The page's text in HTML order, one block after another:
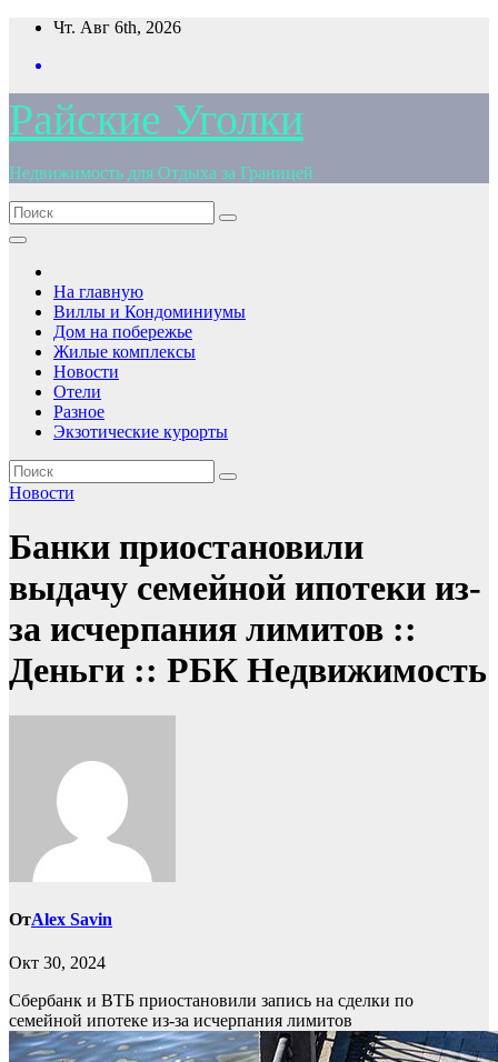
Перейти
содержимому
Чт. Авг 6th, 2026
Райские Уголки
Недвижимость для Отдыха за Границей
На главную
Виллы и Кондоминиумы
Дом на побережье
Жилые комплексы
Новости
Отели
Разное
Экзотические курорты
Новости
Банки приостановили
выдачу семейной ипотеки из-
за исчерпания лимитов ::
Деньги :: РБК Недвижимость
ОтAlex Savin
Окт 30, 2024
Сбербанк и ВТБ приостановили запись на сделки по
семейной ипотеке из-за исчерпания лимитов